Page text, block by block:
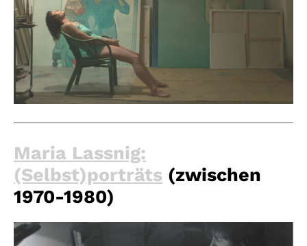
Maria Lassnig:
(Selbst)porträts (zwischen
1970-1980)